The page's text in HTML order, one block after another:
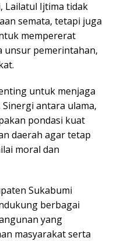
Lailatul Ijtima tidak
semata, tetapi juga
mempererat
unsur pemerintahan,
untuk menjaga
antara ulama,
pondasi kuat
daerah agar tetap
moral dan
Sukabumi
berbagai
yang
masyarakat serta